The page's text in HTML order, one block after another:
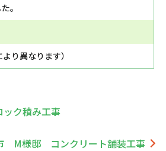
。
り異なります）
ク積み工事
M様邸 コンクリート舗装工事